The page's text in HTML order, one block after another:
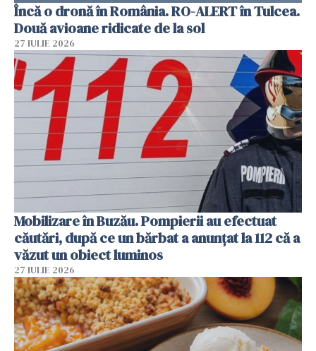
Încă o dronă în România. RO-ALERT în Tulcea.
Două avioane ridicate de la sol
27 IULIE 2026
Mobilizare în Buzău. Pompierii au efectuat
căutări, după ce un bărbat a anunțat la 112 că a
văzut un obiect luminos
27 IULIE 2026